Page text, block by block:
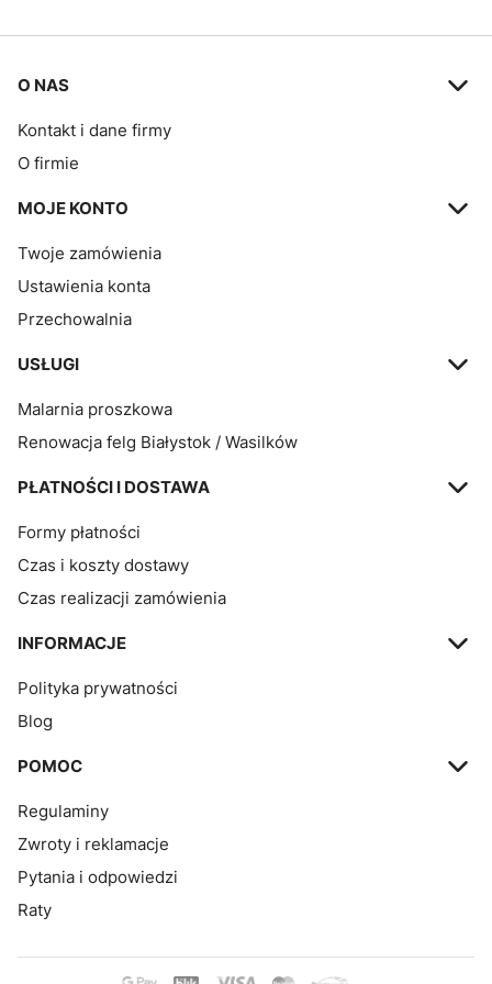
Linki w stopce
O NAS
Kontakt i dane firmy
O firmie
MOJE KONTO
Twoje zamówienia
Ustawienia konta
Przechowalnia
USŁUGI
Malarnia proszkowa
Renowacja felg Białystok / Wasilków
PŁATNOŚCI I DOSTAWA
Formy płatności
Czas i koszty dostawy
Czas realizacji zamówienia
INFORMACJE
Polityka prywatności
Blog
POMOC
Regulaminy
Zwroty i reklamacje
Pytania i odpowiedzi
Raty